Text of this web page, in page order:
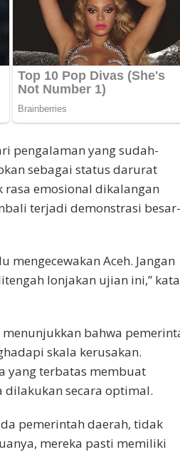
pengalaman yang sudah-
sebagai status darurat
emosional dikalangan
terjadi demonstrasi besar-
mengecewakan Aceh. Jangan
lonjakan ujian ini,” kata
bahwa
skala kerusakan.
yang terbatas membuat
secara optimal.
pemerintah daerah, tidak
mereka pasti memiliki